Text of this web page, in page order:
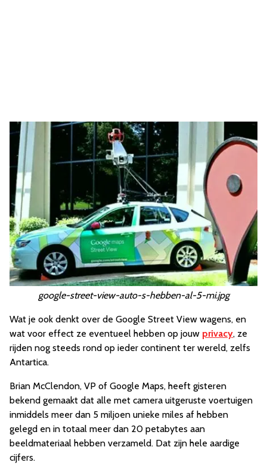
google-street-view-auto-s-hebben-al-5-mi.jpg
Wat je ook denkt over de Google Street View wagens, en
wat voor effect ze eventueel hebben op jouw privacy, ze
rijden nog steeds rond op ieder continent ter wereld, zelfs
Antartica.
Brian McClendon, VP of Google Maps, heeft gisteren
bekend gemaakt dat alle met camera uitgeruste voertuigen
inmiddels meer dan 5 miljoen unieke miles af hebben
gelegd en in totaal meer dan 20 petabytes aan
beeldmateriaal hebben verzameld. Dat zijn hele aardige
cijfers.